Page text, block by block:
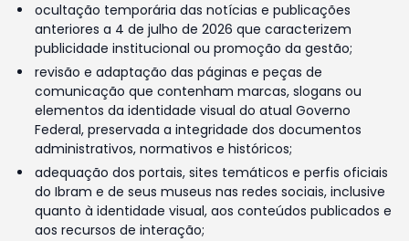
ocultação temporária das notícias e publicações
anteriores a 4 de julho de 2026 que caracterizem
publicidade institucional ou promoção da gestão;
revisão e adaptação das páginas e peças de
comunicação que contenham marcas, slogans ou
elementos da identidade visual do atual Governo
Federal, preservada a integridade dos documentos
administrativos, normativos e históricos;
adequação dos portais, sites temáticos e perfis oficiais
do Ibram e de seus museus nas redes sociais, inclusive
quanto à identidade visual, aos conteúdos publicados e
aos recursos de interação;